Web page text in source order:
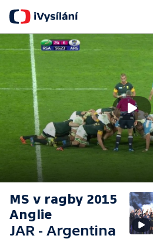
MS v ragby 2015
Anglie
JAR - Argentina